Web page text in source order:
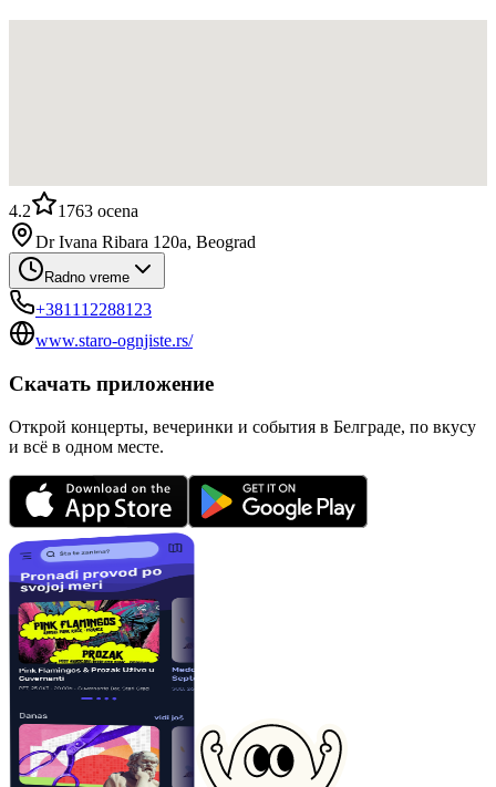
4.2 1763 ocena
Dr Ivana Ribara 120a, Beograd
Radno vreme
+381112288123
www.staro-ognjiste.rs/
Скачать приложение
Открой концерты, вечеринки и события в Белграде, по вкусу
и всё в одном месте.